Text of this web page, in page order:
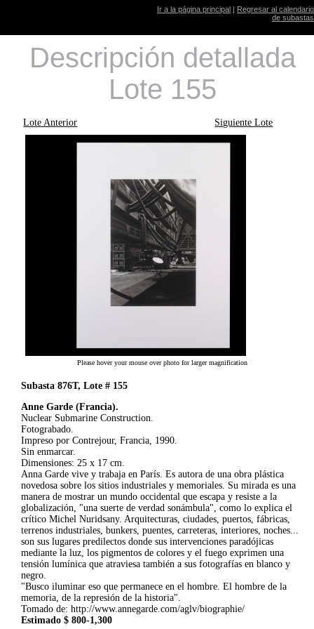
Ir a la página principal | Regresar al calendario
de subastas
Descripción detallada
Lote 155
Lote Anterior Siguiente Lote
Please hover your mouse over photo for larger magnification
Subasta 876T, Lote # 155
Anne Garde (Francia).
Nuclear Submarine Construction.
Fotograbado.
Impreso por Contrejour, Francia, 1990.
Sin enmarcar.
Dimensiones: 25 x 17 cm.
Anna Garde vive y trabaja en París. Es autora de una obra plástica
novedosa sobre los sitios industriales y memoriales. Su mirada es una
manera de mostrar un mundo occidental que escapa y resiste a la
globalización, "una suerte de verdad sonámbula", como lo explica el
crítico Michel Nuridsany. Arquitecturas, ciudades, puertos, fábricas,
terrenos industriales, bunkers, puentes, carreteras, interiores, noches...
son sus lugares predilectos donde sus intervenciones paradójicas
mediante la luz, los pigmentos de colores y el fuego exprimen una
tensión lumínica que atraviesa también a sus fotografías en blanco y
negro.
"Busco iluminar eso que permanece en el hombre. El hombre de la
memoria, de la represión de la historia".
Tomado de: http://www.annegarde.com/aglv/biographie/
Estimado $ 800-1,300